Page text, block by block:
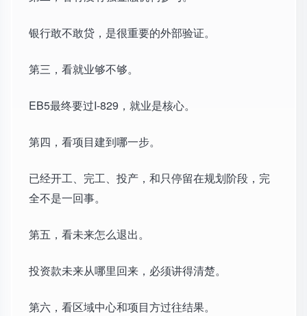
银行敢不敢贷，是很重要的外部验证。
第三，看就业够不够。
EB5最终要过I-829，就业是核心。
第四，看项目建到哪一步。
已经开工、完工、投产，和只停留在规划阶段，完
全不是一回事。
第五，看未来怎么退出。
投资款未来从哪里回来，必须讲得清楚。
第六，看区域中心和项目方过往结果。